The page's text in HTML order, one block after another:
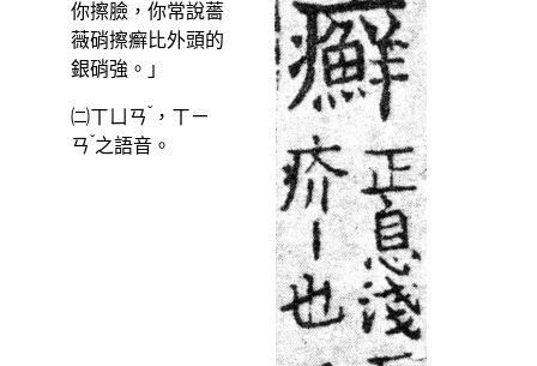
你擦臉，你常說薔
薇硝擦癬比外頭的
銀硝強。」
㈡ㄒㄩㄢˇ ， ㄒㄧ
ㄢˇ之語音。